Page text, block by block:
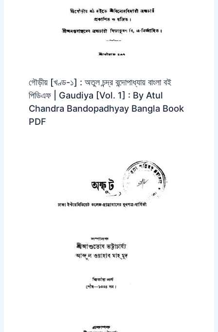
গৌড়ীয় [খণ্ড-১] : অতুল চন্দ্র বন্দোপাধ্যায় বাংলা বই
পিডিএফ | Gaudiya [Vol. 1] : By Atul
Chandra Bandopadhyay Bangla Book
PDF